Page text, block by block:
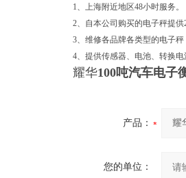
1、上海附近地区48小时服务。
2、自本公司购买的电子秤提
3、维修各品牌各类型的电子
4、提供传感器、电池、转换
耀华100吨汽车电子
产品：
您的单位：